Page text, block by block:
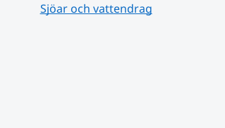
Sjöar och vattendrag